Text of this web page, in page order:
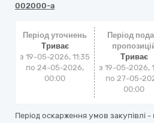
002000-a
Період уточнень
Триває
з 19-05-2026, 11:35
по 24-05-2026,
00:00
Період
Триває
з 19-05-2026,
по 27-05-
00:00
Період оскарження умов закупівлі -